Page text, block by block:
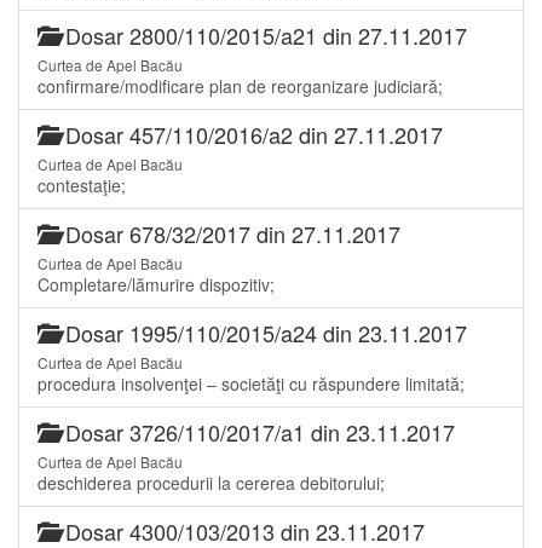
Dosar 2800/110/2015/a21 din 27.11.2017
Curtea de Apel Bacău
confirmare/modificare plan de reorganizare judiciară;
Dosar 457/110/2016/a2 din 27.11.2017
Curtea de Apel Bacău
contestaţie;
Dosar 678/32/2017 din 27.11.2017
Curtea de Apel Bacău
Completare/lămurire dispozitiv;
Dosar 1995/110/2015/a24 din 23.11.2017
Curtea de Apel Bacău
procedura insolvenţei – societăţi cu răspundere limitată;
Dosar 3726/110/2017/a1 din 23.11.2017
Curtea de Apel Bacău
deschiderea procedurii la cererea debitorului;
Dosar 4300/103/2013 din 23.11.2017